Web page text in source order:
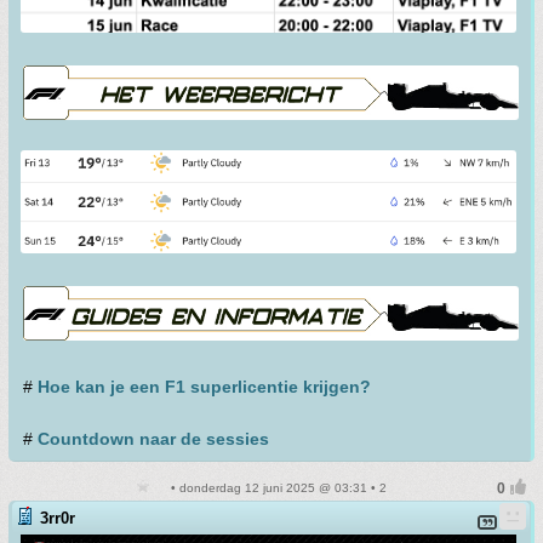
# Hoe kan je een F1 superlicentie krijgen?
# Countdown naar de sessies
• donderdag 12 juni 2025 @ 03:31 • 2
3rr0r